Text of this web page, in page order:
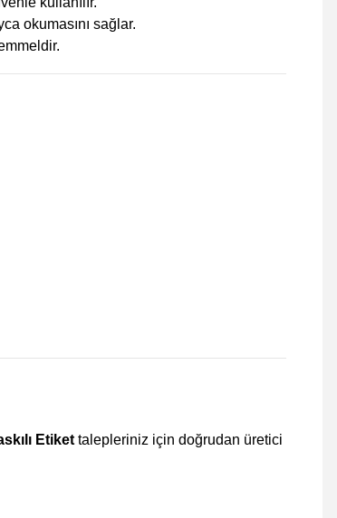
okumasını sağlar.
Etiket talepleriniz için doğrudan üretici